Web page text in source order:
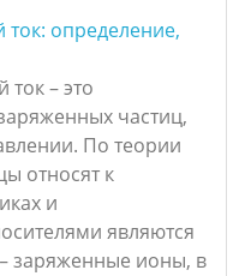
ток: определение,
– это
частиц,
По теории
относят к
и
являются
заряженные ионы, в